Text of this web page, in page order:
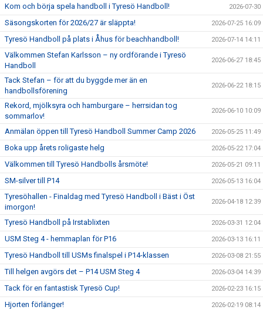
Kom och börja spela handboll i Tyresö Handboll! 2026-07-30
Säsongskorten för 2026/27 är släppta! 2026-07-25 16:09
Tyresö Handboll på plats i Åhus för beachhandboll! 2026-07-14 14:11
Välkommen Stefan Karlsson – ny ordförande i Tyresö
Handboll
2026-06-27 18:45
Tack Stefan – för att du byggde mer än en
handbollsförening
2026-06-22 18:15
Rekord, mjölksyra och hamburgare – herrsidan tog
sommarlov!
2026-06-10 10:09
Anmälan öppen till Tyresö Handboll Summer Camp 2026 2026-05-25 11:49
Boka upp årets roligaste helg 2026-05-22 17:04
Välkommen till Tyresö Handbolls årsmöte! 2026-05-21 09:11
SM-silver till P14 2026-05-13 16:04
Tyresöhallen - Finaldag med Tyresö Handboll i Bäst i Öst
imorgon!
2026-04-18 12:39
Tyresö Handboll på Irstablixten 2026-03-31 12:04
USM Steg 4 - hemmaplan för P16 2026-03-13 16:11
Tyresö Handboll till USMs finalspel i P14-klassen 2026-03-08 21:55
Till helgen avgörs det – P14 USM Steg 4 2026-03-04 14:39
Tack för en fantastisk Tyresö Cup! 2026-02-23 16:15
Hjorten förlänger! 2026-02-19 08:14